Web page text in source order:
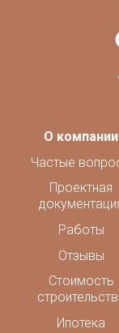
О компании
Частые
Проектная
Работы
Отзывы
Стоимость
Ипотека